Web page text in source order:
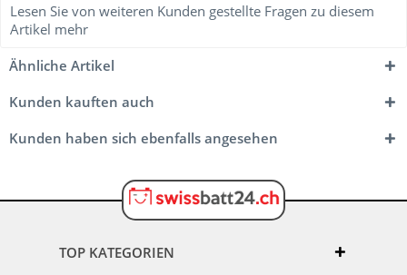
Lesen Sie von weiteren Kunden gestellte Fragen zu diesem
Artikel mehr
Ähnliche Artikel
Kunden kauften auch
Kunden haben sich ebenfalls angesehen
TOP KATEGORIEN